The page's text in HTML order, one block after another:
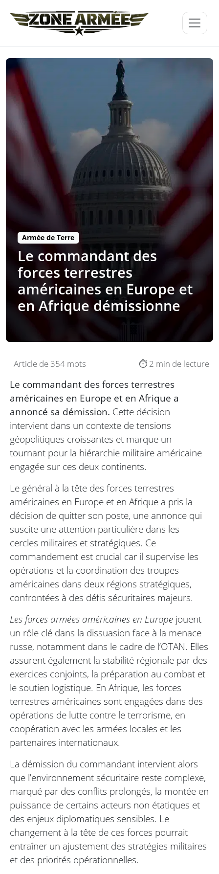
Armée de Terre
Le commandant des
forces terrestres
américaines en Europe et
en Afrique démissionne
Article de 354 mots ⏱️ 2 min de lecture
Le commandant des forces terrestres
américaines en Europe et en Afrique a
annoncé sa démission. Cette décision
intervient dans un contexte de tensions
géopolitiques croissantes et marque un
tournant pour la hiérarchie militaire américaine
engagée sur ces deux continents.
Le général à la tête des forces terrestres
américaines en Europe et en Afrique a pris la
décision de quitter son poste, une annonce qui
suscite une attention particulière dans les
cercles militaires et stratégiques. Ce
commandement est crucial car il supervise les
opérations et la coordination des troupes
américaines dans deux régions stratégiques,
confrontées à des défis sécuritaires majeurs.
Les forces armées américaines en Europe jouent
un rôle clé dans la dissuasion face à la menace
russe, notamment dans le cadre de l’OTAN. Elles
assurent également la stabilité régionale par des
exercices conjoints, la préparation au combat et
le soutien logistique. En Afrique, les forces
terrestres américaines sont engagées dans des
opérations de lutte contre le terrorisme, en
coopération avec les armées locales et les
partenaires internationaux.
La démission du commandant intervient alors
que l’environnement sécuritaire reste complexe,
marqué par des conflits prolongés, la montée en
puissance de certains acteurs non étatiques et
des enjeux diplomatiques sensibles. Le
changement à la tête de ces forces pourrait
entraîner un ajustement des stratégies militaires
et des priorités opérationnelles.